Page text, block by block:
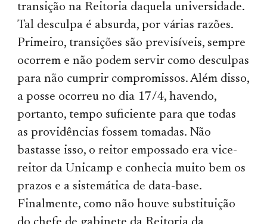
transição na Reitoria daquela universidade.
Tal desculpa é absurda, por várias razões.
Primeiro, transições são previsíveis, sempre
ocorrem e não podem servir como desculpas
para não cumprir compromissos. Além disso,
a posse ocorreu no dia 17/4, havendo,
portanto, tempo suficiente para que todas
as providências fossem tomadas. Não
bastasse isso, o reitor empossado era vice-
reitor da Unicamp e conhecia muito bem os
prazos e a sistemática de data-base.
Finalmente, como não houve substituição